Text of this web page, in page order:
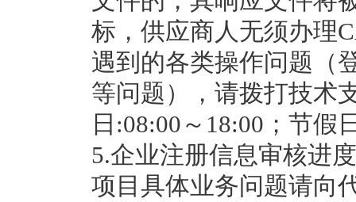
标，供应商人无须办理
遇到的各类操作问题（
等问题），请拨打技术
日:08:00～18:00；节假
5.企业注册信息审核进
项目具体业务问题请向